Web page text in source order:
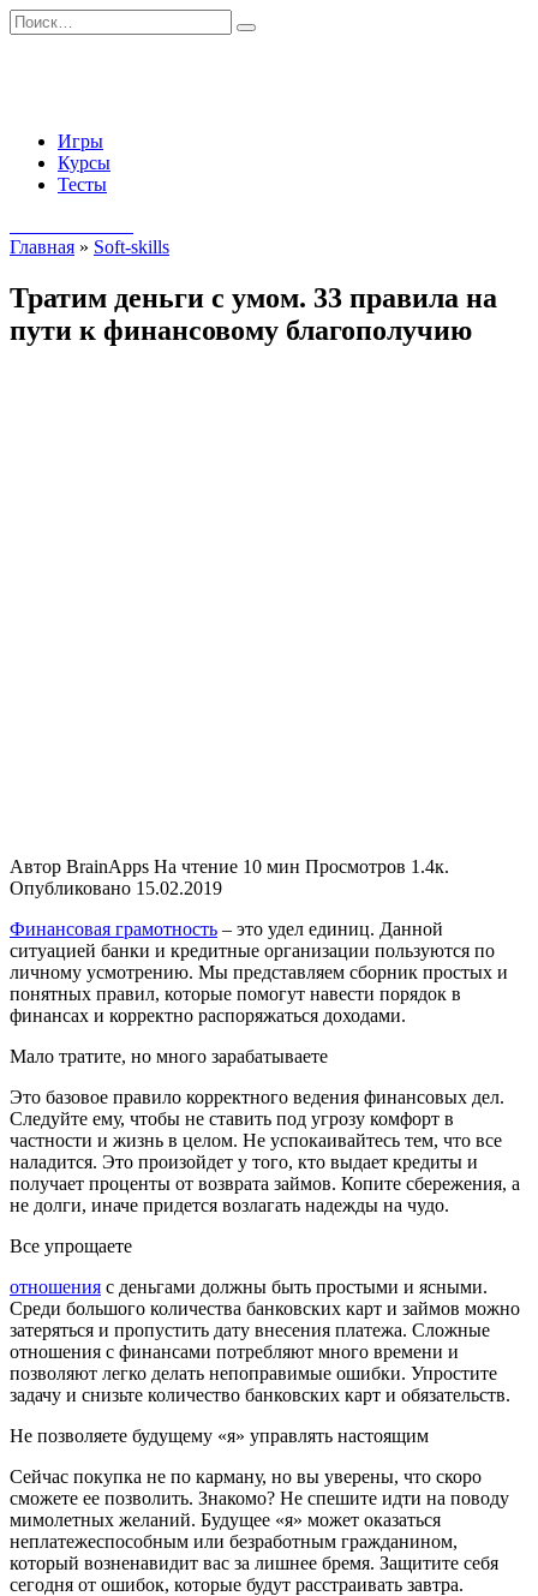
Перейти
к
Search
for:
Игры
Курсы
Тесты
Главная » Soft-skills
Тратим деньги с умом. 33 правила на
пути к финансовому благополучию
Автор BrainApps На чтение 10 мин Просмотров 1.4к.
Опубликовано 15.02.2019
Финансовая грамотность – это удел единиц. Данной
ситуацией банки и кредитные организации пользуются по
личному усмотрению. Мы представляем сборник простых и
понятных правил, которые помогут навести порядок в
финансах и корректно распоряжаться доходами.
Мало тратите, но много зарабатываете
Это базовое правило корректного ведения финансовых дел.
Следуйте ему, чтобы не ставить под угрозу комфорт в
частности и жизнь в целом. Не успокаивайтесь тем, что все
наладится. Это произойдет у того, кто выдает кредиты и
получает проценты от возврата займов. Копите сбережения, а
не долги, иначе придется возлагать надежды на чудо.
Все упрощаете
отношения с деньгами должны быть простыми и ясными.
Среди большого количества банковских карт и займов можно
затеряться и пропустить дату внесения платежа. Сложные
отношения с финансами потребляют много времени и
позволяют легко делать непоправимые ошибки. Упростите
задачу и снизьте количество банковских карт и обязательств.
Не позволяете будущему «я» управлять настоящим
Сейчас покупка не по карману, но вы уверены, что скоро
сможете ее позволить. Знакомо? Не спешите идти на поводу
мимолетных желаний. Будущее «я» может оказаться
неплатежеспособным или безработным гражданином,
который возненавидит вас за лишнее бремя. Защитите себя
сегодня от ошибок, которые будут расстраивать завтра.